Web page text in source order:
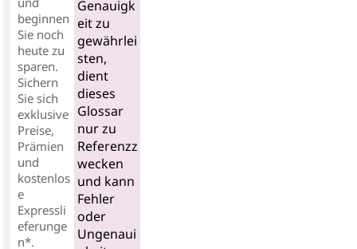
beginnen
Sie noch
heute zu
sparen.
Sichern
Sie sich
exklusive
Preise,
Prämien
und
kostenlos
e
Expressli
eferunge
n*.
Genauigk
eit zu
gewährlei
sten,
dient
dieses
Glossar
nur zu
Referenzz
wecken
und kann
Fehler
oder
Ungenaui